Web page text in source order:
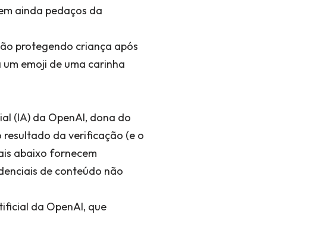
ainda pedaços da
protegendo criança após
emoji de uma carinha
(IA) da OpenAI, dona do
resultado da verificação (e o
abaixo fornecem
de conteúdo não
da OpenAI, que